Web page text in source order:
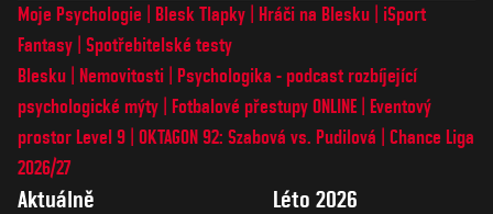
Moje Psychologie Blesk Tlapky Hráči na Blesku
iSport
Fantasy Spotřebitelské testy
Blesku
Nemovitosti
Psychologika - podcast rozbíjející
psychologické mýty
Fotbalové přestupy ONLINE
Eventový
prostor Level 9 OKTAGON 92: Szabová vs. Pudilová
Chance Liga
2026/27
Aktuálně Léto 2026